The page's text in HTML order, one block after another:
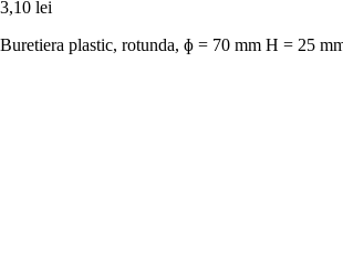
3,10 lei
Buretiera plastic, rotunda, ɸ = 70 mm H = 25